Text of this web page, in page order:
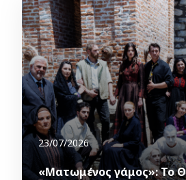
23/07/2026
«Ματωμένος γάμος»: Το